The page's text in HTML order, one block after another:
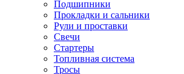
Подшипники
Прокладки и сальники
Рули и проставки
Свечи
Стартеры
Топливная система
Тросы